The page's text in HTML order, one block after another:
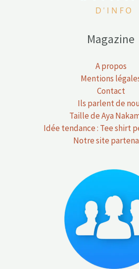
Magazine
A propos
Mentions
Contact
Ils parlent de
Taille de Aya
Idée tendance : Tee shirt
Notre site